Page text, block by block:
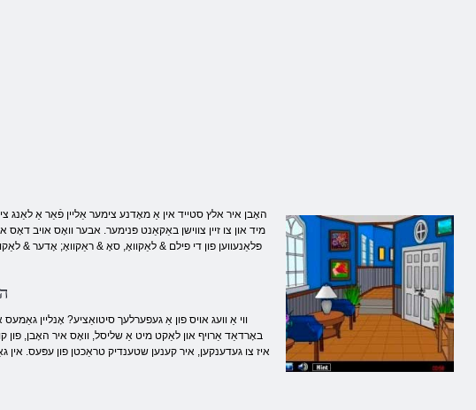
האָבן איר אלץ סטייד אין אַ מאָדנע צימער אַליין פֿאַר אַ לאַנג
מיד און צו זיין צווישן באַקאַנט פּנימער. אבער וואָס אויב דאָס
פּלאַנעווען פון די פילם & לאַקוואָ, סאָ & ראַקוואָ; אָדער &
ווי אַ וועג אויס פון אַ געפערלעך סיטואַציע? אָנליין
באָרדאַד אַרויף און לאַקט מיט אַ שליסל, וואָס איר האָבן, פון
איז צו געדענקען, איר קענען שטענדיק טראַכטן פון עפּעס. אין